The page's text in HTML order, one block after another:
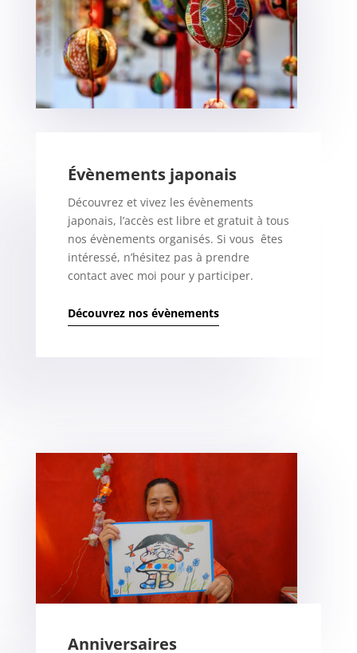
Évènements japonais
Découvrez et vivez les évènements
japonais, l’accès est libre et gratuit à tous
nos évènements organisés. Si vous êtes
intéressé, n’hésitez pas à prendre
contact avec moi pour y participer.
Découvrez nos évènements
Anniversaires